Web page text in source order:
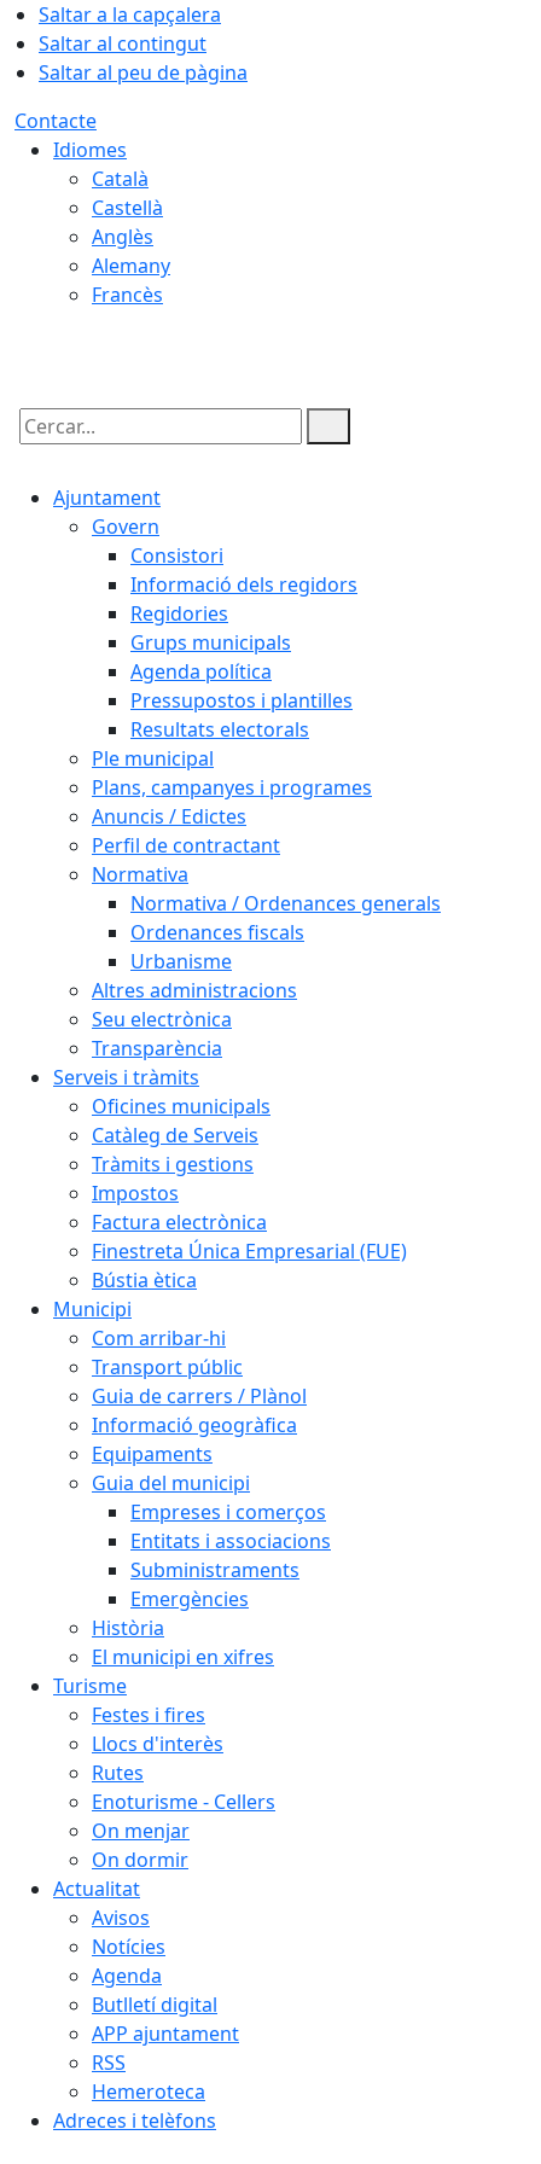
Saltar a la capçalera
Saltar al contingut
Saltar al peu de pàgina
Contacte
Idiomes
Català
Castellà
Anglès
Alemany
Francès
Cercar:
Ajuntament
Govern
Consistori
Informació dels regidors
Regidories
Grups municipals
Agenda política
Pressupostos i plantilles
Resultats electorals
Ple municipal
Plans, campanyes i programes
Anuncis / Edictes
Perfil de contractant
Normativa
Normativa / Ordenances generals
Ordenances fiscals
Urbanisme
Altres administracions
Seu electrònica
Transparència
Serveis i tràmits
Oficines municipals
Catàleg de Serveis
Tràmits i gestions
Impostos
Factura electrònica
Finestreta Única Empresarial (FUE)
Bústia ètica
Municipi
Com arribar-hi
Transport públic
Guia de carrers / Plànol
Informació geogràfica
Equipaments
Guia del municipi
Empreses i comerços
Entitats i associacions
Subministraments
Emergències
Història
El municipi en xifres
Turisme
Festes i fires
Llocs d'interès
Rutes
Enoturisme - Cellers
On menjar
On dormir
Actualitat
Avisos
Notícies
Agenda
Butlletí digital
APP ajuntament
RSS
Hemeroteca
Adreces i telèfons